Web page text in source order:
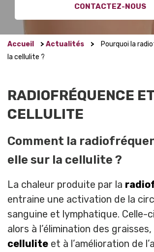
CONTACTEZ-NOUS
Accueil > Actualités >
Pourquoi la
la cellulite ?
RADIOFRÉQUENCE ET
CELLULITE
Comment la
elle sur la cellulite ?
La chaleur produite par la
entraine une activation de la
sanguine et lymphatique. Celle-
alors à l’élimination des graisses,
cellulite et à l’amélioration de